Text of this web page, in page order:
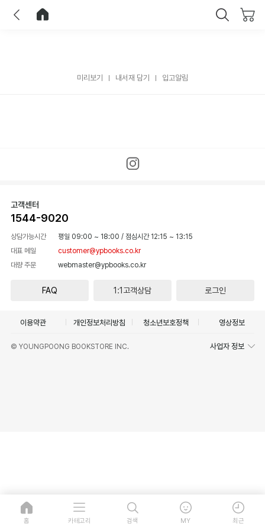
미리보기 내서재 담기 입고알림
고객센터
1544-9020
상담가능시간 평일 09:00 ~ 18:00 / 점심시간 12:15 ~ 13:15
대표 메일
customer@ypbooks.co.kr
대량 주문
webmaster@ypbooks.co.kr
FAQ 1:1고객상담 로그인
이용약관 개인정보처리방침 청소년보호정책 영상정보
© YOUNGPOONG BOOKSTORE INC. 사업자 정보
홈 카테고리 검색 MY 최근